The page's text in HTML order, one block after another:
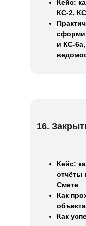
Кейс:
КС-2,
и КС-
16.
Кейс:
отчёты
Смете
Как
объекта
Как